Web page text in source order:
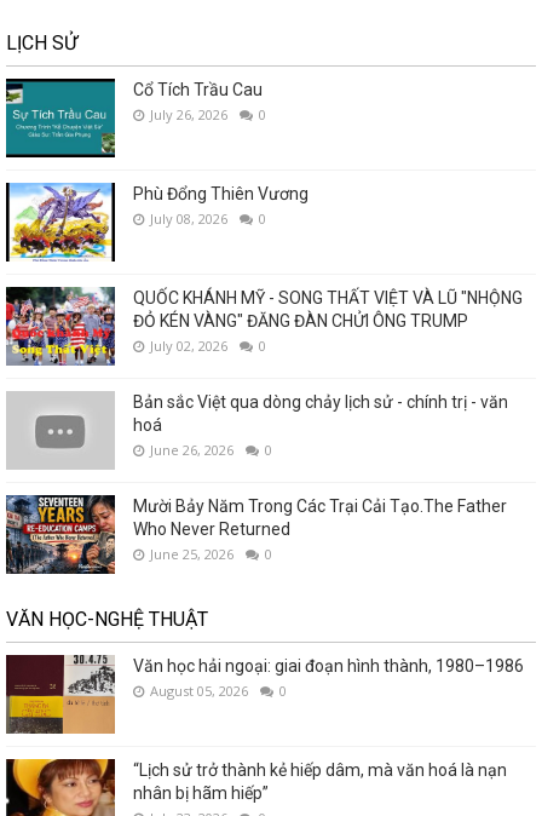
LỊCH SỬ
Cổ Tích Trầu Cau
July 26, 2026 0
Phù Đổng Thiên Vương
July 08, 2026 0
QUỐC KHÁNH MỸ - SONG THẤT VIỆT VÀ LŨ "NHỘNG
ĐỎ KÉN VÀNG" ĐĂNG ĐÀN CHỬI ÔNG TRUMP
July 02, 2026 0
Bản sắc Việt qua dòng chảy lịch sử - chính trị - văn
hoá
June 26, 2026 0
Mười Bảy Năm Trong Các Trại Cải Tạo.The Father
Who Never Returned
June 25, 2026 0
VĂN HỌC-NGHỆ THUẬT
Văn học hải ngoại: giai đoạn hình thành, 1980–1986
August 05, 2026 0
“Lịch sử trở thành kẻ hiếp dâm, mà văn hoá là nạn
nhân bị hãm hiếp”